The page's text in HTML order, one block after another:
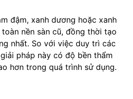
đậm, xanh dương hoặc xanh
nền sàn cũ, đồng thời tạo
nhất. So với việc duy trì các
pháp này có độ bền thẩm
hơn trong quá trình sử dụng.